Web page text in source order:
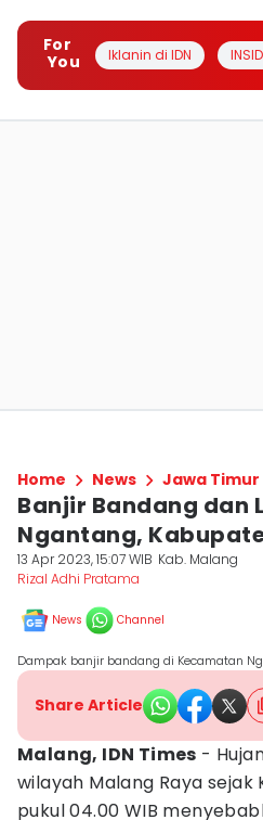
For
You
Iklanin di IDN
Home News Jawa Timur
Banjir Bandang dan
Ngantang,
13 Apr 2023, 15:07 WIB Kab. Malang
Rizal Adhi Pratama
News Channel
Dampak banjir bandang di Kecamatan
Share Article
Malang, IDN Times -
wilayah Malang Raya sejak
pukul 04.00 WIB